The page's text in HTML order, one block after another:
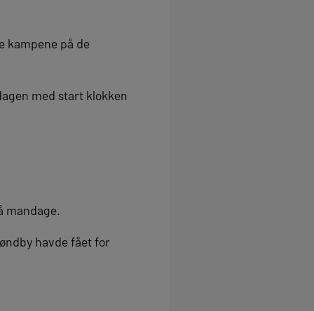
kampene på de
med start klokken
mandage.
havde fået for